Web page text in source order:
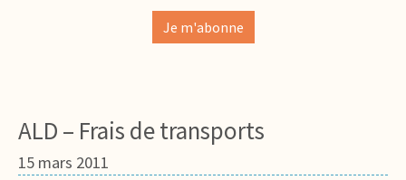
Je m'abonne
ALD – Frais de transports
15 mars 2011